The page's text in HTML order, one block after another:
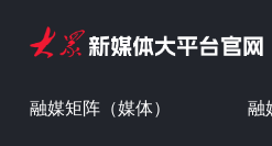
融媒矩阵（媒体） 融